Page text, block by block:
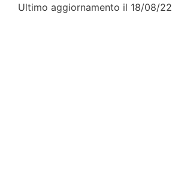
Ultimo aggiornamento il 18/08/22